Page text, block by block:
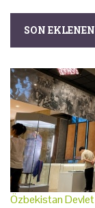
SON
Özbekistan